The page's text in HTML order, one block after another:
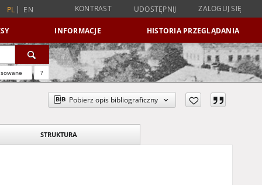
PL EN KONTRAST UDOSTĘPNIJ ZALOGUJ SIĘ
INFORMACJE HISTORIA PRZEGLĄDANIA
?
Pobierz opis bibliograficzny
STRUKTURA